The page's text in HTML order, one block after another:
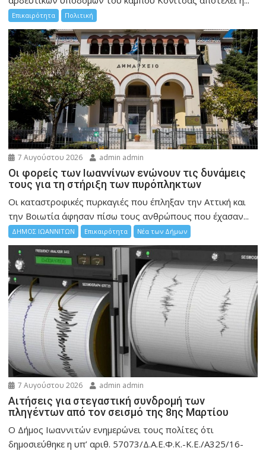
Επικαιρότητα Πολιτική
7 Αυγούστου 2026 admin admin
Οι φορείς των Ιωαννίνων ενώνουν τις δυνάμεις
τους για τη στήριξη των πυρόπληκτων
Οι καταστροφικές πυρκαγιές που έπληξαν την Αττική και
την Bοιωτία άφησαν πίσω τους ανθρώπους που έχασαν...
ΔΗΜΟΣ ΙΩΑΝΝΙΤΩΝ Επικαιρότητα Νέα των Δήμων
7 Αυγούστου 2026 admin admin
Αιτήσεις για στεγαστική συνδρομή των
πληγέντων από τον σεισμό της 8ης Μαρτίου
Ο Δήμος Ιωαννιτών ενημερώνει τους πολίτες ότι
δημοσιεύθηκε η υπ’ αριθ. 57073/Δ.Α.Ε.Φ.Κ.-Κ.Ε./Α325/16-